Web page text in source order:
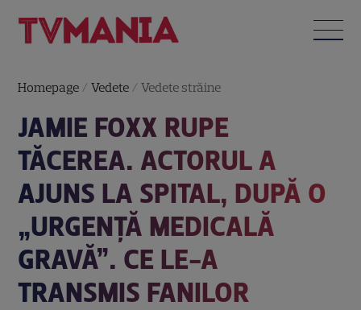
Homepage /Vedete /Vedete străine
JAMIE FOXX RUPE
TĂCEREA. ACTORUL A
AJUNS LA SPITAL, DUPĂ O
„URGENȚĂ MEDICALĂ
GRAVĂ”. CE LE-A
TRANSMIS FANILOR